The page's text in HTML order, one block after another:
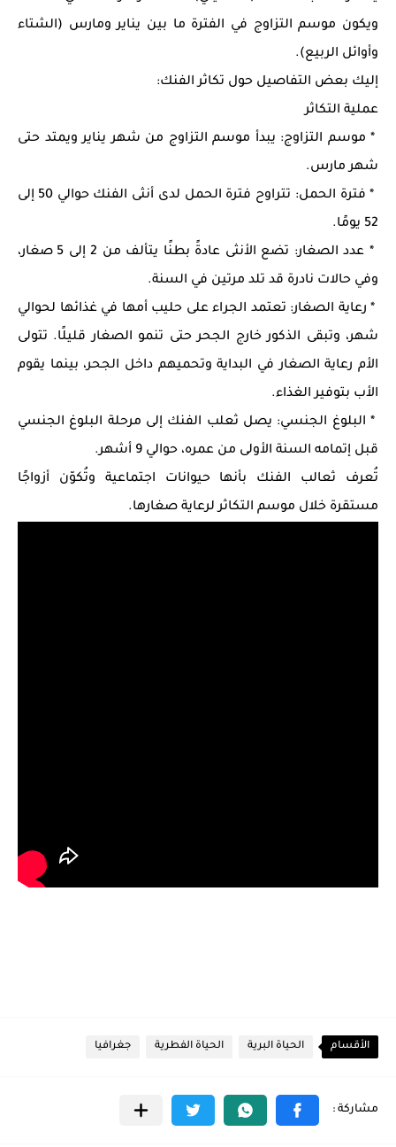
ويكون موسم التزاوج في الفترة ما بين يناير ومارس (الشتاء
وأوائل الربيع).
إليك بعض التفاصيل حول تكاثر الفنك:
عملية التكاثر
* موسم التزاوج: يبدأ موسم التزاوج من شهر يناير ويمتد حتى
شهر مارس.
* فترة الحمل: تتراوح فترة الحمل لدى أنثى الفنك حوالي 50 إلى
52 يومًا.
* عدد الصغار: تضع الأنثى عادةً بطنًا يتألف من 2 إلى 5 صغار،
وفي حالات نادرة قد تلد مرتين في السنة.
* رعاية الصغار: تعتمد الجراء على حليب أمها في غذائها لحوالي
شهر، وتبقى الذكور خارج الجحر حتى تنمو الصغار قليلًا. تتولى
الأم رعاية الصغار في البداية وتحميهم داخل الجحر، بينما يقوم
الأب بتوفير الغذاء.
* البلوغ الجنسي: يصل ثعلب الفنك إلى مرحلة البلوغ الجنسي
قبل إتمامه السنة الأولى من عمره، حوالي 9 أشهر.
تُعرف ثعالب الفنك بأنها حيوانات اجتماعية وتُكوّن أزواجًا
مستقرة خلال موسم التكاثر لرعاية صغارها.
الأقسام الحياة البرية الحياة الفطرية جغرافيا